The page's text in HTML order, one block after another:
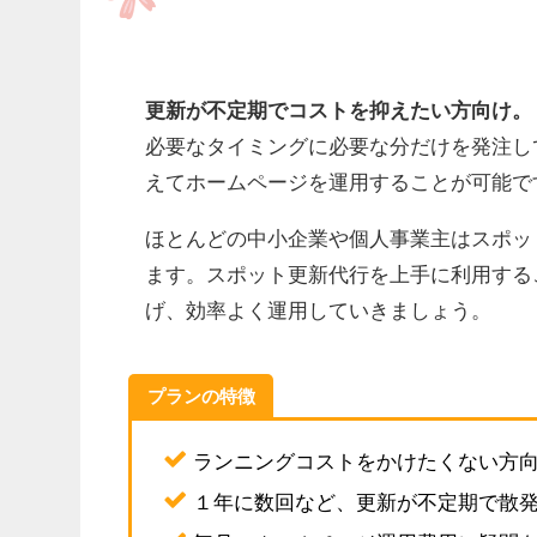
更新が不定期でコストを抑えたい方向け。
必要なタイミングに必要な分だけを発注
えてホームページを運用することが可能で
ほとんどの中小企業や個人事業主はスポ
ます。スポット更新代行を上手に利用す
げ、効率よく運用していきましょう。
プランの特徴
ランニングコストをかけたくない方
１年に数回など、更新が不定期で散